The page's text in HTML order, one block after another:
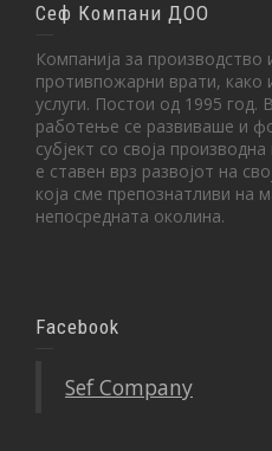
Сеф Компани ДОО
Компанија за
противпожарни врати, како
услуги. Постои од 1995 год.
работење се развиваше и
субјект со своја
е ставен врз развојот на
која сме препознатливи на
непосредната околина.
Facebook
Sef Company